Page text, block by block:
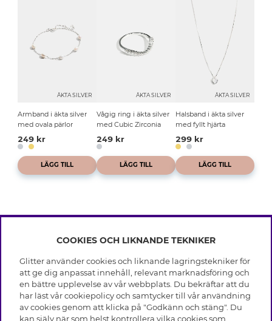
ÄKTA SILVER
Armband i äkta silver
med ovala pärlor
249 kr
LÄGG TILL
ÄKTA SILVER
Vågig ring i äkta silver
med Cubic Zirconia
249 kr
LÄGG TILL
ÄKTA SILVER
Halsband i äkta silver
med fyllt hjärta
299 kr
LÄGG TILL
INFO
Leverans
Villkor
Integritetspolicy
Cookies
OM GLITTER
Black Friday
Våra butiker
HJÄLP
COOKIES OCH LIKNANDE TEKNIKER
Glitter använder cookies och liknande lagringstekniker för
att ge dig anpassat innehåll, relevant marknadsföring och
en bättre upplevelse av vår webbplats. Du bekräftar att du
har läst vår cookiepolicy och samtycker till vår användning
av cookies genom att klicka på "Godkänn och stäng". Du
kan själv när som helst kontrollera vilka cookies som